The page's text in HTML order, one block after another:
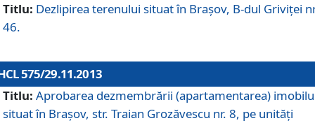
Titlu: Dezlipirea terenului situat în Braşov, B-dul Griviţei
46.
575/29.11.2013
Titlu: Aprobarea dezmembrării (apartamentarea)
situat în Braşov, str. Traian Grozăvescu nr. 8, pe unităţi